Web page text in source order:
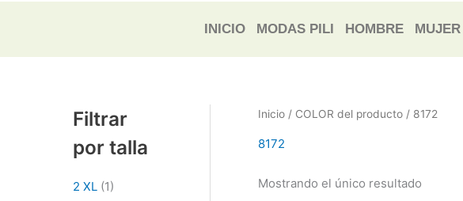
INICIO MODAS PILI HOMBRE MUJER
Filtrar
por talla
2 XL (1)
Inicio / COLOR del producto / 8172
8172
Mostrando el único resultado